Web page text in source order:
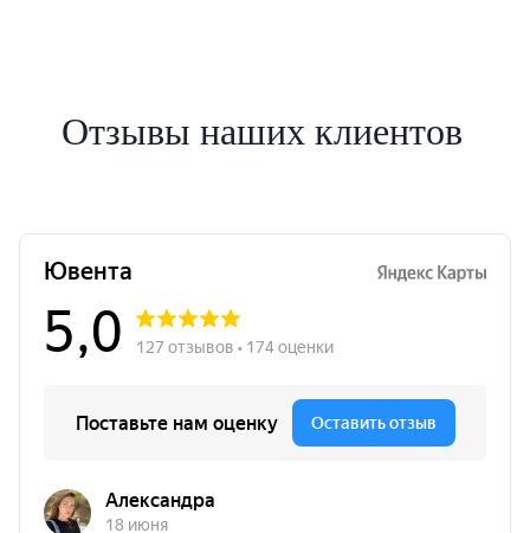
Отзывы наших клиентов